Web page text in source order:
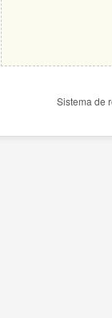
Sistema de